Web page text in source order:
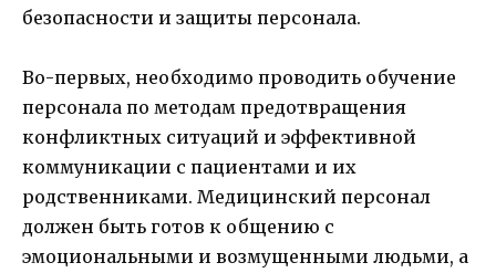
безопасности и защиты персонала.
Во-первых, необходимо проводить обучение
персонала по методам предотвращения
конфликтных ситуаций и эффективной
коммуникации с пациентами и их
родственниками. Медицинский персонал
должен быть готов к общению с
эмоциональными и возмущенными людьми, а